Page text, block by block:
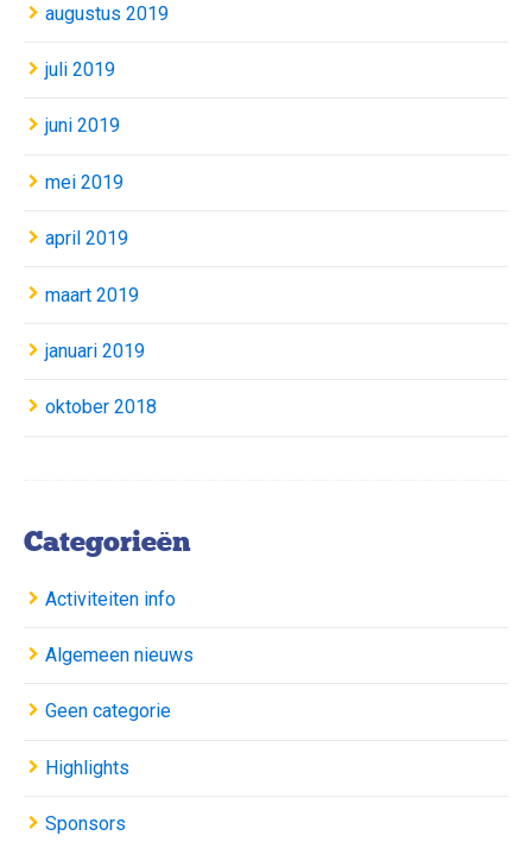
augustus 2019
juli 2019
juni 2019
mei 2019
april 2019
maart 2019
januari 2019
oktober 2018
Categorieën
Activiteiten info
Algemeen nieuws
Geen categorie
Highlights
Sponsors